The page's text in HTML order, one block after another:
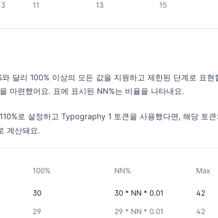
11 13 15
달리 100% 이상의 모든 값을 지원하고 제한된 단계로 표현
마련했어요. 표에 표시된 NN%는 비율을 나타내요.
로 설정하고 Typography 1 토큰을 사용했다면, 해당 토
계산돼요.
100% NN% Max
30 30 * NN * 0.01
42
29 29 * NN * 0.01 42